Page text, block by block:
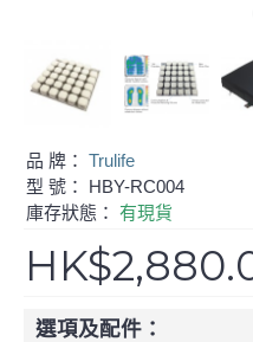
品 牌： Trulife
型 號： HBY-RC004
庫存狀態： 有現貨
選項及配件：